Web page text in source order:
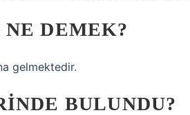
DEMEK?
gelmektedir.
BULUNDU?